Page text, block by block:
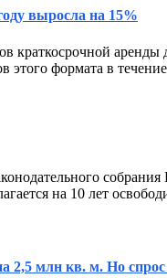
выросла на 15%
краткосрочной
этого формата в
на 10 лет
2,5 млн кв. м. Но спрос